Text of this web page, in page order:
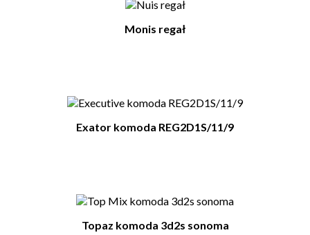
Monis regał
Exator komoda REG2D1S/11/9
Topaz komoda 3d2s sonoma